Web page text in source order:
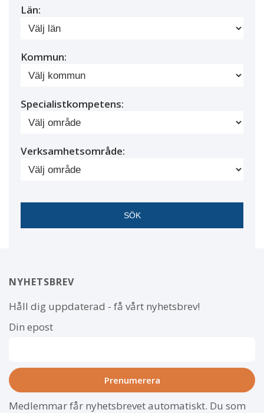
Län:
Kommun:
Specialistkompetens:
Verksamhetsområde:
NYHETSBREV
Håll dig uppdaterad - få vårt nyhetsbrev!
Din epost
Medlemmar får nyhetsbrevet automatiskt. Du som